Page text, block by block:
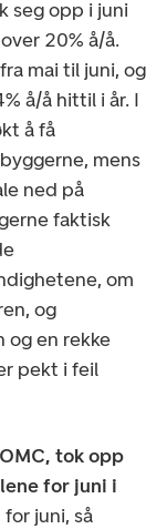
seg opp i juni
20% å/å.
mai til juni, og
å/å hittil i år. I
å få
mens
ned på
faktisk
om
og
og en rekke
pekt i feil
tok opp
for juni i
juni, så